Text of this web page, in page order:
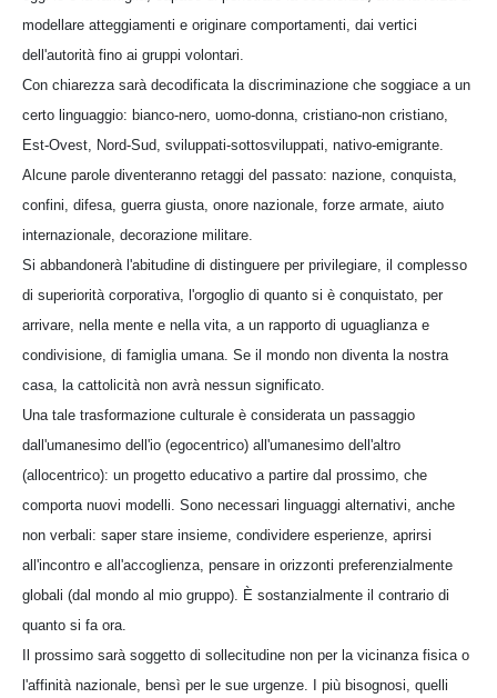
modellare atteggiamenti e originare comportamenti, dai vertici
dell'autorità fino ai gruppi volontari.
Con chiarezza sarà decodificata la discriminazione che soggiace a un
certo linguaggio: bianco-nero, uomo-donna, cristiano-non cristiano,
Est-Ovest, Nord-Sud, sviluppati-sottosviluppati, nativo-emigrante.
Alcune parole diventeranno retaggi del passato: nazione, conquista,
confini, difesa, guerra giusta, onore nazionale, forze armate, aiuto
internazionale, decorazione militare.
Si abbandonerà l'abitudine di distinguere per privilegiare, il complesso
di superiorità corporativa, l'orgoglio di quanto si è conquistato, per
arrivare, nella mente e nella vita, a un rapporto di uguaglianza e
condivisione, di famiglia umana. Se il mondo non diventa la nostra
casa, la cattolicità non avrà nessun significato.
Una tale trasformazione culturale è considerata un passaggio
dall'umanesimo dell'io (egocentrico) all'umanesimo dell'altro
(allocentrico): un progetto educativo a partire dal prossimo, che
comporta nuovi modelli. Sono necessari linguaggi alternativi, anche
non verbali: saper stare insieme, condividere esperienze, aprirsi
all'incontro e all'accoglienza, pensare in orizzonti preferenzialmente
globali (dal mondo al mio gruppo). È sostanzialmente il contrario di
quanto si fa ora.
Il prossimo sarà soggetto di sollecitudine non per la vicinanza fisica o
l'affinità nazionale, bensì per le sue urgenze. I più bisognosi, quelli